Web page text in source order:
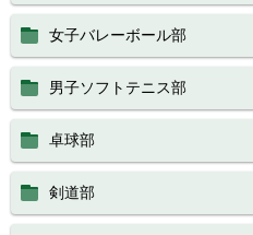
女子バレーボール部
男子ソフトテニス部
卓球部
剣道部